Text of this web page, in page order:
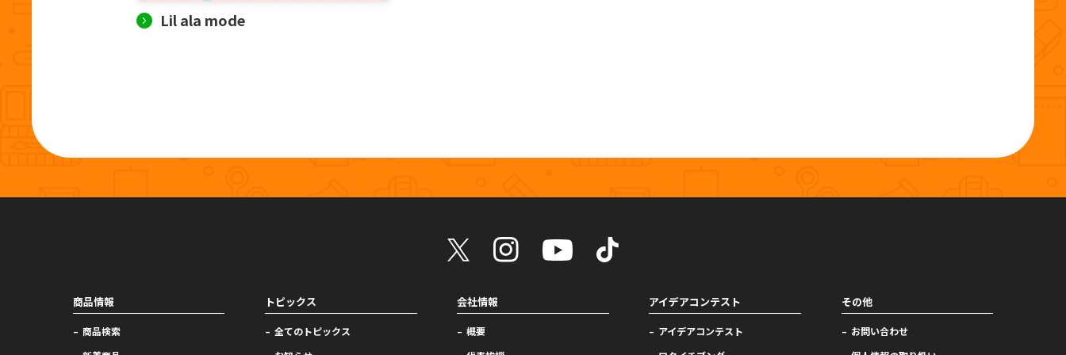
Lil ala mode
商品情報
商品検索
トピックス
全てのトピックス
会社情報
概要
アイデアコンテスト
アイデアコンテスト
その他
お問い合わせ